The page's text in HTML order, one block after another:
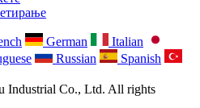
German
Italian
Russian
Spanish
Industrial Co., Ltd. All rights